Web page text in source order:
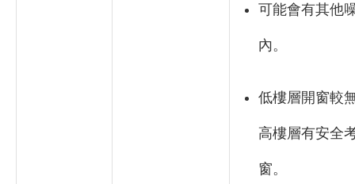
可能會有其他
內。
低樓層開窗較
高樓層有安全
窗。